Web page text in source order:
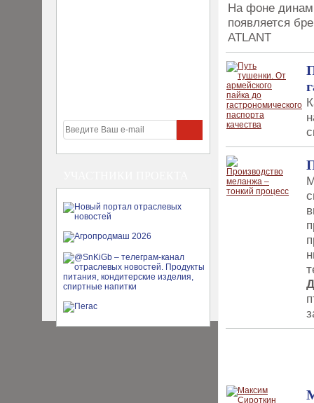
На фоне
появляется
ATLANT